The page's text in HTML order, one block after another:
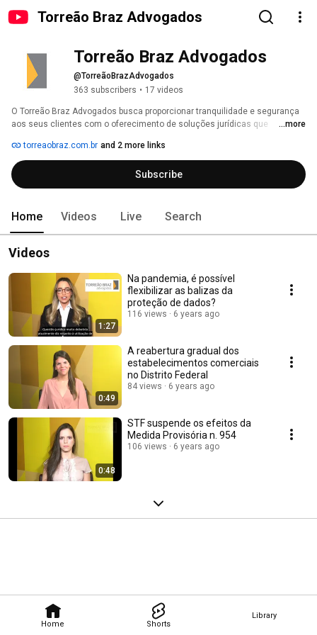
Torreão Braz Advogados
Home Shorts
Library
Torreão Braz Advogados
@TorreãoBrazAdvogados
363 subscribers • 17 videos
O Torreão Braz Advogados busca proporcionar tranquilidade e segurança
aos seus clientes com o oferecimento de soluções jurídicas que
...more
torreaobraz.com.br and 2 more links
Subscribe
Home Videos Live Search
Videos
1:27
Na pandemia, é possível
flexibilizar as balizas da
proteção de dados?
116 views 6 years ago
0:49
A reabertura gradual dos
estabelecimentos comerciais
no Distrito Federal
84 views 6 years ago
0:48
STF suspende os efeitos da
Medida Provisória n. 954
106 views 6 years ago